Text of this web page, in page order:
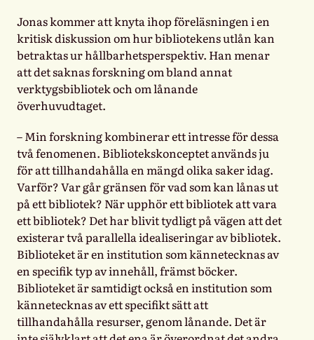
Jonas kommer att knyta ihop föreläsningen i en
kritisk diskussion om hur bibliotekens utlån kan
betraktas ur hållbarhetsperspektiv. Han menar
att det saknas forskning om bland annat
verktygsbibliotek och om lånande
överhuvudtaget.
– Min forskning kombinerar ett intresse för dessa
två fenomenen. Bibliotekskonceptet används ju
för att tillhandahålla en mängd olika saker idag.
Varför? Var går gränsen för vad som kan lånas ut
på ett bibliotek? När upphör ett bibliotek att vara
ett bibliotek? Det har blivit tydligt på vägen att det
existerar två parallella idealiseringar av bibliotek.
Biblioteket är en institution som kännetecknas av
en specifik typ av innehåll, främst böcker.
Biblioteket är samtidigt också en institution som
kännetecknas av ett specifikt sätt att
tillhandahålla resurser, genom lånande. Det är